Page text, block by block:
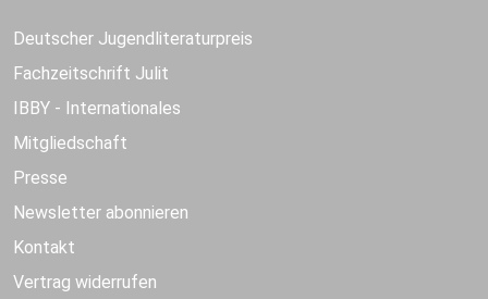
Deutscher Jugendliteraturpreis
Fachzeitschrift Julit
IBBY - Internationales
Mitgliedschaft
Presse
Newsletter abonnieren
Kontakt
Vertrag widerrufen